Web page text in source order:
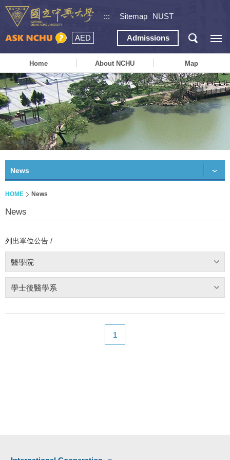
::: Sitemap NUST
AED Admissions
Home About NCHU Map
News
HOME News
News
列出單位公告 /
醫學院
學士後醫學系
1